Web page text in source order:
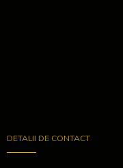
DETALII DE CONTACT